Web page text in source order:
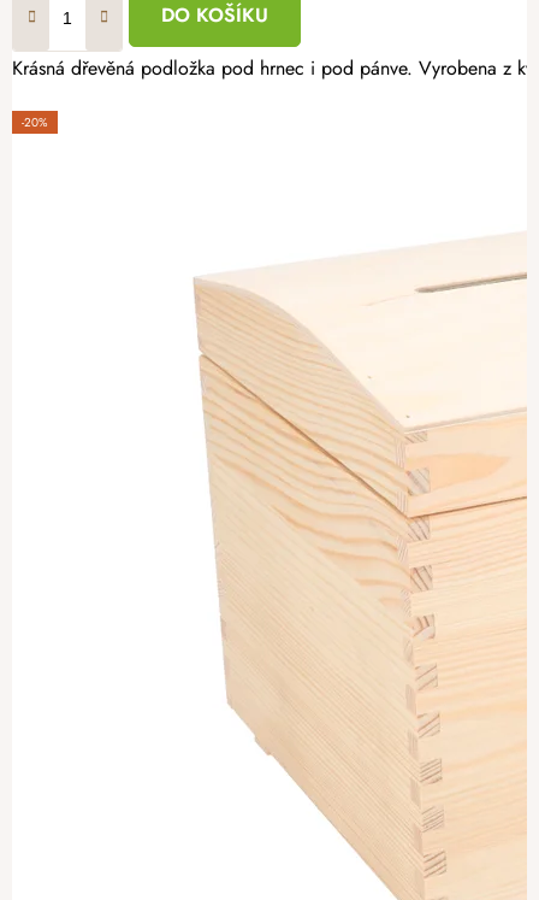
DO KOŠÍKU
Krásná dřevěná podložka pod hrnec i pod pánve. Vyrobena z
-20%